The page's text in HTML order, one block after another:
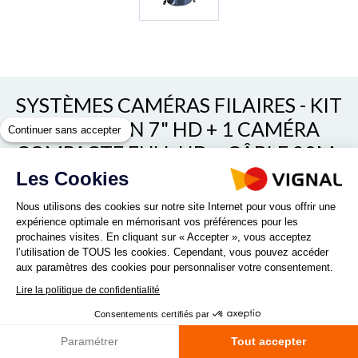
SYSTÈMES CAMÉRAS FILAIRES - KIT
RETROVISION 7" HD + 1 CAMÉRA
COMPACTE FULL HD + CÂBLE 20M
entrées caméra HD 1080 P ou 720P > Dim moniteur : 203 X
112 X 28 mm > Résolution : 1024 x 3 (RGB) x 600 px >
Continuer sans accepter
Les Cookies
Nous utilisons des cookies sur notre site Internet pour vous offrir une
expérience optimale en mémorisant vos préférences pour les
prochaines visites. En cliquant sur « Accepter », vous acceptez
l’utilisation de TOUS les cookies. Cependant, vous pouvez accéder
aux paramètres des cookies pour personnaliser votre consentement.
Lire la politique de confidentialité
Consentements certifiés par
Paramétrer Tout accepter